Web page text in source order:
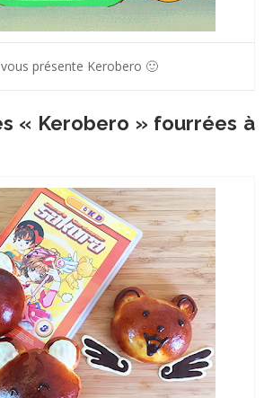
vous présente Kerobero 🙂
« Kerobero » fourrées à